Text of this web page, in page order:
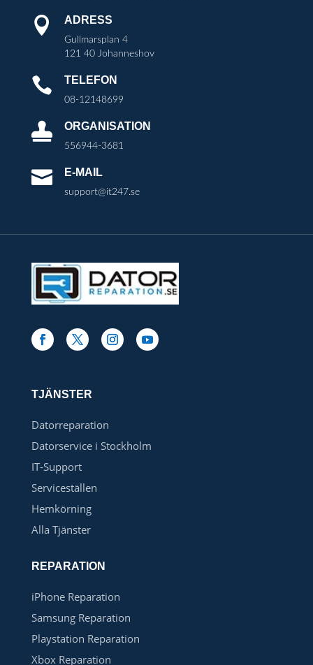
 ADRESS
Gullmarsplan 4
121 40 Johanneshov
 TELEFON
08-12148699
 ORGANISATION
556944-3681
 E-MAIL
support@it247.se
TJÄNSTER
Datorreparation
Datorservice i Stockholm
IT-Support
Serviceställen
Hemkörning
Alla Tjänster
REPARATION
iPhone Reparation
Samsung Reparation
Playstation Reparation
Xbox Reparation